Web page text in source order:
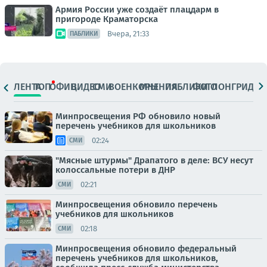
Армия России уже создаёт плацдарм в
пригороде Краматорска
ПАБЛИКИ Вчера, 21:33
ЛЕНТАТОПОФИЦ.ВИДЕОСМИВОЕНКОРЫМНЕНИЯПАБЛИКИ
ФОТОЛОНГРИДЫ
Минпросвещения РФ обновило новый
перечень учебников для школьников
СМИ 02:24
"Мясные штурмы" Драпатого в деле: ВСУ несут
колоссальные потери в ДНР
СМИ 02:21
Минпросвещения обновило перечень
учебников для школьников
СМИ 02:18
Минпросвещения обновило федеральный
перечень учебников для школьников,